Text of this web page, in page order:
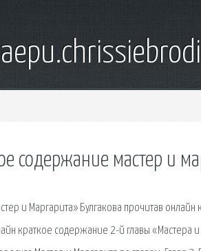
содержание мастер и
и Маргарита» Булгакова прочитав
краткое содержание 2-й главы «Мастера